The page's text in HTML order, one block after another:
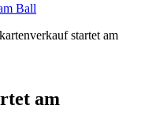
Ball
startet am
am